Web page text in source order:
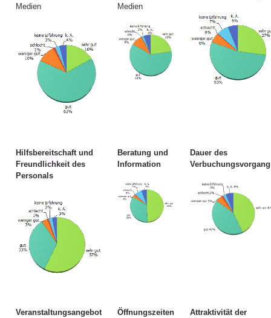
Medien
Medien
Hilfsbereitschaft und
Freundlichkeit des
Personals
Beratung und
Information
Dauer des
Veranstaltungsangebot Öffnungszeiten
Attraktivität der